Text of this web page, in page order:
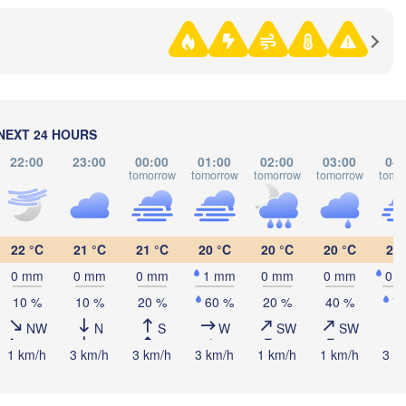
24 HOURS
22:00 23:00 00:00
tomorrow
01:00
tomorrow
02:00
tomorrow
03:00
tomorrow
22 °C
0 mm
10 %
NW
1 km/h
21 °C
0 mm
10 %
N
3 km/h
21 °C
0 mm
20 %
S
3 km/h
20 °C
1 mm
60 %
W
3 km/h
20 °C
0 mm
20 %
SW
1 km/h
20 °C
0 mm
40 %
SW
1 km/h
20
3
Омск
(Omsk)
Астана
(Astana)
Петропавл
Көкшетау
(Kökşetaw)